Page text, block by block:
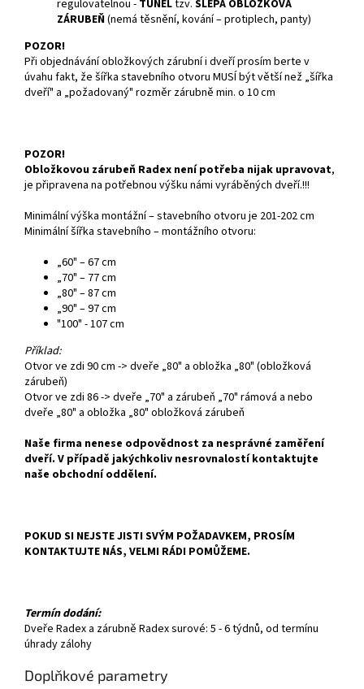
regulovatelnou - TUNELtzv. SLEPÁ OBLOŽKOVÁ
ZÁRUBEŇ(nemá těsnění, kování – protiplech, panty)
POZOR!
Při objednávání obložkových zárubní i dveří prosím berte v
úvahu fakt, že šířka stavebního otvoru MUSÍ být větší než „šířka
dveří" a „požadovaný" rozměr zárubně min. o 10 cm
POZOR!
Obložkovou zárubeň Radex není potřeba nijak upravovat,
je připravena na potřebnou výšku námi vyráběných dveří.!!!
Minimální výška montážní – stavebního otvoru je 201-202 cm
Minimální šířka stavebního – montážního otvoru:
„60" – 67 cm
„70" – 77 cm
„80" – 87 cm
„90" – 97 cm
"100" - 107 cm
Příklad:
Otvor ve zdi 90 cm -> dveře „80" a obložka „80" (obložková
zárubeň)
Otvor ve zdi 86 -> dveře „70" a zárubeň „70" rámová a nebo
dveře „80" a obložka „80" obložková zárubeň
Naše firma nenese odpovědnost za nesprávné zaměření
dveří. V případě jakýchkoliv nesrovnalostí kontaktujte
naše obchodní oddělení.
POKUD SI NEJSTE JISTI SVÝM POŽADAVKEM, PROSÍM
KONTAKTUJTE NÁS, VELMI RÁDI POMŮŽEME.
Termín dodání:
Dveře Radex a zárubně Radex surové: 5 - 6 týdnů, od termínu
úhrady zálohy
Doplňkové parametry